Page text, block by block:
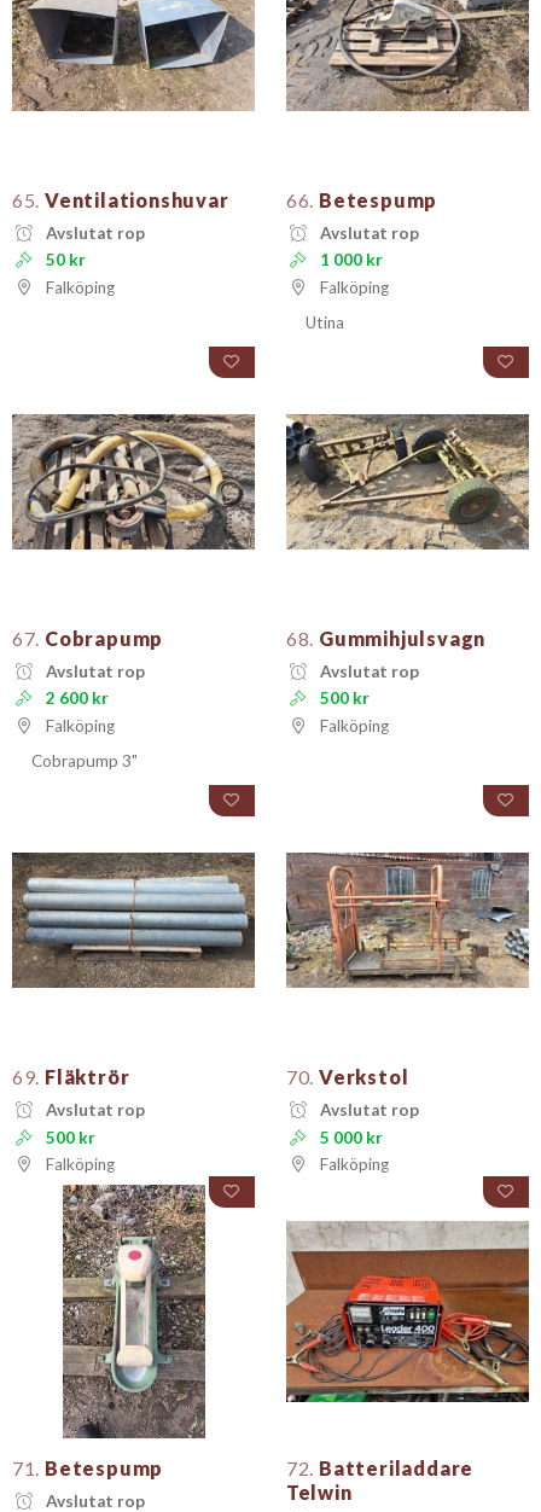
65. Ventilationshuvar
Avslutat rop
50 kr
Falköping
66. Betespump
Avslutat rop
1 000 kr
Falköping
Utina
67. Cobrapump
Avslutat rop
2 600 kr
Falköping
Cobrapump 3"
68. Gummihjulsvagn
Avslutat rop
500 kr
Falköping
69. Fläktrör
Avslutat rop
500 kr
Falköping
70. Verkstol
Avslutat rop
5 000 kr
Falköping
71. Betespump
Avslutat rop
72. Batteriladdare
Telwin